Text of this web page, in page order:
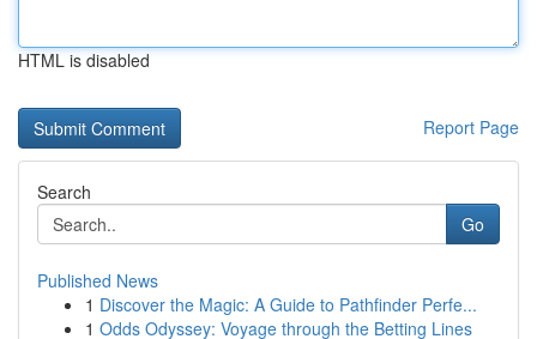
HTML is disabled
Report Page
Search
Go
Published News
1 Discover the Magic: A Guide to Pathfinder Perfe...
1 Odds Odyssey: Voyage through the Betting Lines